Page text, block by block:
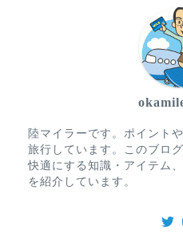
陸マイラーです。ポイント
旅行しています。このブロ
快適にする知識・アイテム
を紹介しています。